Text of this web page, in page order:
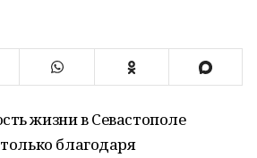
жизни в Севастополе
благодаря